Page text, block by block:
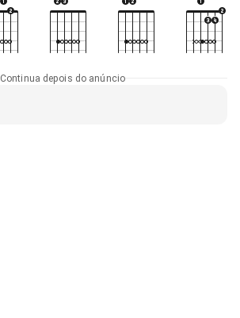
Continua depois do anúncio